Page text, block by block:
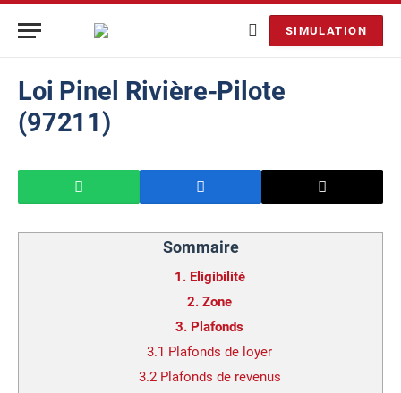
SIMULATION
Loi Pinel Rivière-Pilote
(97211)
Sommaire
1. Eligibilité
2. Zone
3. Plafonds
3.1 Plafonds de loyer
3.2 Plafonds de revenus